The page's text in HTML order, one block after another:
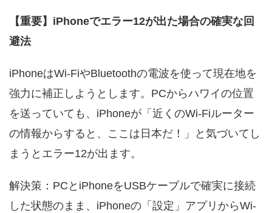
【重要】iPhoneでエラー12が出た場合の確実な回
避法
iPhoneはWi-FiやBluetoothの電波を使って現在地を
強力に補正しようとします。PCからハワイの位置
を送っていても、iPhoneが「近くのWi-Fiルーター
の情報からすると、ここは日本だ！」と気づいてし
まうとエラー12が出ます。
解決策：PCとiPhoneをUSBケーブルで確実に接続
した状態のまま、iPhoneの「設定」アプリからWi-